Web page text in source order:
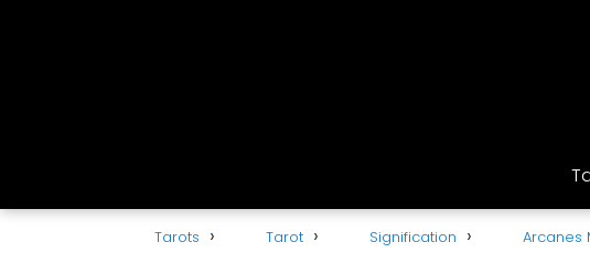
Tarots Tarot Signification Arcanes